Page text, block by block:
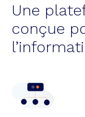
Une
conçue